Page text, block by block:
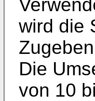
wird die
Die
von 10